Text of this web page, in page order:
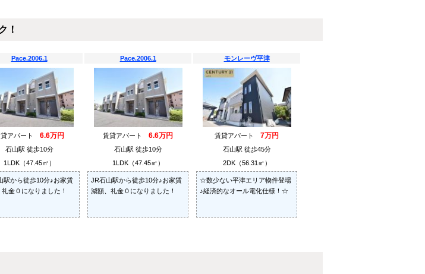
！
Pace.2006.1
貸アパート 6.6万円
石山駅 徒歩10分
1LDK（47.45㎡）
駅から徒歩10分♪お家賃
金０になりました！
Pace.2006.1
賃貸アパート 6.6万円
石山駅 徒歩10分
1LDK（47.45㎡）
JR石山駅から徒歩10分♪お家賃
減額、礼金０になりました！
モンレーヴ平津
賃貸アパート 7万円
石山駅 徒歩45分
2DK（56.31㎡）
☆数少ない平津エリア物件登場
♪経済的なオール電化仕様！☆